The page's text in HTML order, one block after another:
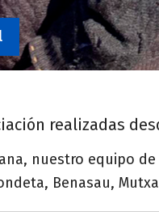
realizadas
nuestro equipo
Benasau,